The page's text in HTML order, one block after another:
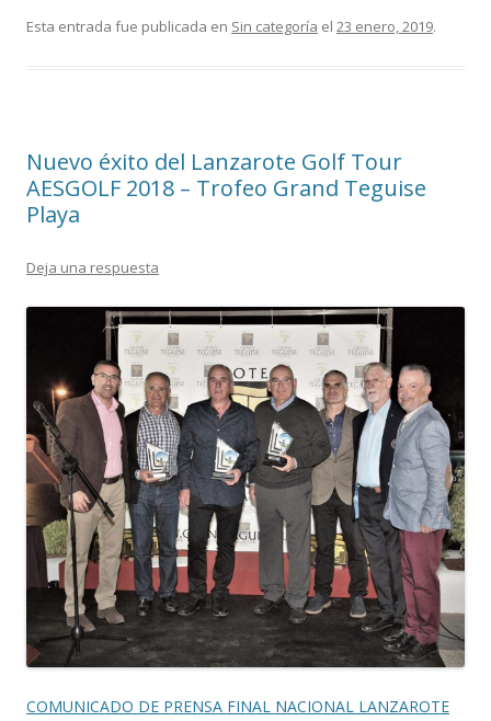
Esta entrada fue publicada en Sin categoría el 23 enero, 2019.
Nuevo éxito del Lanzarote Golf Tour
AESGOLF 2018 – Trofeo Grand Teguise
Playa
Deja una respuesta
COMUNICADO DE PRENSA FINAL NACIONAL LANZAROTE